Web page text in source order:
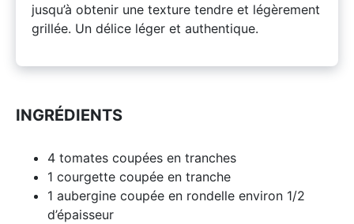
jusqu’à obtenir une texture tendre et légèrement
grillée. Un délice léger et authentique.
INGRÉDIENTS
4 tomates coupées en tranches
1 courgette coupée en tranche
1 aubergine coupée en rondelle environ 1/2
d’épaisseur